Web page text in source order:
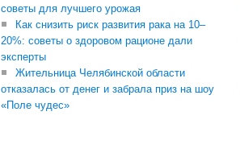
советы для лучшего урожая
Как снизить риск развития рака на 10–
20%: советы о здоровом рационе дали
эксперты
Жительница Челябинской области
отказалась от денег и забрала приз на шоу
«Поле чудес»